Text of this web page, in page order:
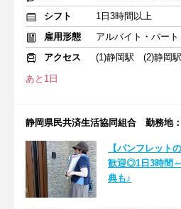
シフト
1日3時間以上
雇用形態
アルバイト・パート
アクセス
(1)静岡駅 (2)静岡駅
あと1日
静岡県民共済生活協同組合 勤務地
【パンフレット
歓迎◎1日3時間
典も♪